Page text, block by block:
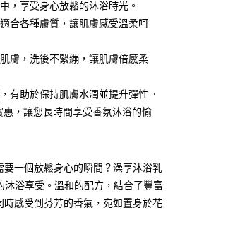
後才付款」的支付方式。 讓您購物簡單
卡、不需儲值。
證，即可結帳。
再付款。
，享受身心放鬆的沐浴時光。
合各種膚質，讓肌膚感受溫柔呵
膚，洗後不緊繃，讓肌膚倍感柔
有助於保持肌膚水潤並提升彈性。
，讓您長時間享受香氛沐浴的愉
一個放鬆身心的瞬間？澡享沐浴乳
浴享受。溫和的配方，結合了豐富
感受到芬芳的香氣，宛如置身於花